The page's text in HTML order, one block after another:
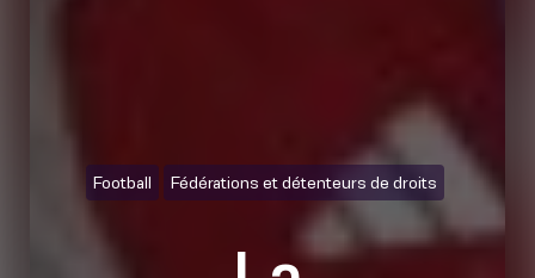
Football Fédérations et détenteurs de droits